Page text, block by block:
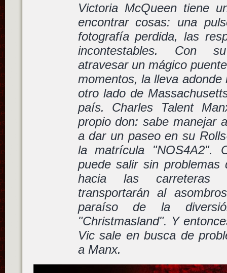
Victoria McQueen tiene
encontrar cosas: una
fotografía perdida, las
incontestables. Con
atravesar un mágico
momentos, la lleva
otro lado de
país. Charles Talent
propio don: sabe manejar
a dar un paseo en su
la matrícula "NOS4A2".
puede salir sin problemas
hacia las carreteras
transportarán al
paraíso de la
"Christmasland". Y
Vic sale en busca de
a Manx.